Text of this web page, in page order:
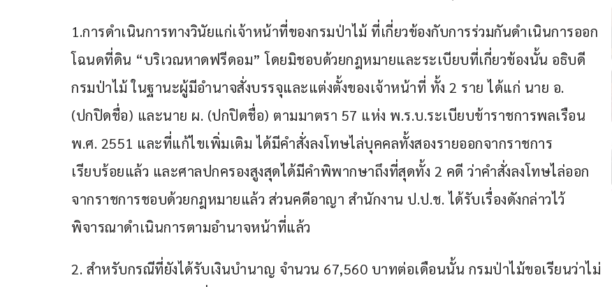
1.การดำเนินการทางวินัยแก่เจ้าหน้าที่ของกรมป่าไม้ ที่เกี่ยวข้องกับการร่วมกันดำเนินการออก
โฉนดที่ดิน “บริเวณหาดฟรีดอม” โดยมิชอบด้วยกฎหมายและระเบียบที่เกี่ยวข้องนั้น อธิบดี
กรมป่าไม้ ในฐานะผู้มีอำนาจสั่งบรรจุและแต่งตั้งของเจ้าหน้าที่ ทั้ง 2 ราย ได้แก่ นาย อ.
(ปกปิดชื่อ) และนาย ผ. (ปกปิดชื่อ) ตามมาตรา 57 แห่ง พ.ร.บ.ระเบียบข้าราชการพลเรือน
พ.ศ. 2551 และที่แก้ไขเพิ่มเติม ได้มีคำสั่งลงโทษไล่บุคคลทั้งสองรายออกจากราชการ
เรียบร้อยแล้ว และศาลปกครองสูงสุดได้มีคำพิพากษาถึงที่สุดทั้ง 2 คดี ว่าคำสั่งลงโทษไล่ออก
จากราชการชอบด้วยกฎหมายแล้ว ส่วนคดีอาญา สำนักงาน ป.ป.ช. ได้รับเรื่องดังกล่าวไว้
พิจารณาดำเนินการตามอำนาจหน้าที่แล้ว
2. สำหรับกรณีที่ยังได้รับเงินบำนาญ จำนวน 67,560 บาทต่อเดือนนั้น กรมป่าไม้ขอเรียนว่าไม่